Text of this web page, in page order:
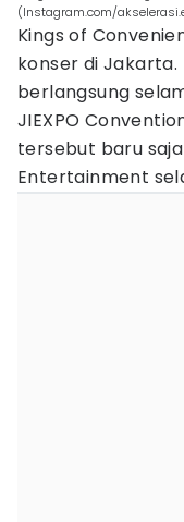
(Instagram.com/
Kings of
konser di Jakarta.
berlangsung
JIEXPO
tersebut baru
Entertainment